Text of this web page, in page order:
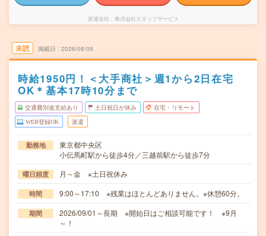
派遣会社 株式会社スタッフサービス
未読 掲載日 2026/08/09
時給1950円！＜大手商社＞週1から2日在宅
OK＊基本17時10分まで
交通費別途支給あり 土日祝日が休み 在宅・リモート
WEB登録OK 派遣
勤務地
東京都中央区
小伝馬町駅から徒歩4分／三越前駅から徒歩7分
曜日頻度 月～金 ※土日祝休み
時間 9:00～17:10 ※残業はほとんどありません。※休憩60分。
期間
2026/09/01～長期 ※開始日はご相談可能です！ ※9月
～！